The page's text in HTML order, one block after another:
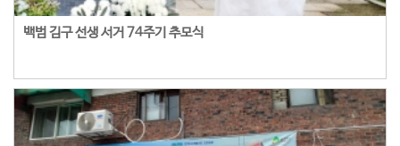
백범 김구 선생 서거 74주기 추모식